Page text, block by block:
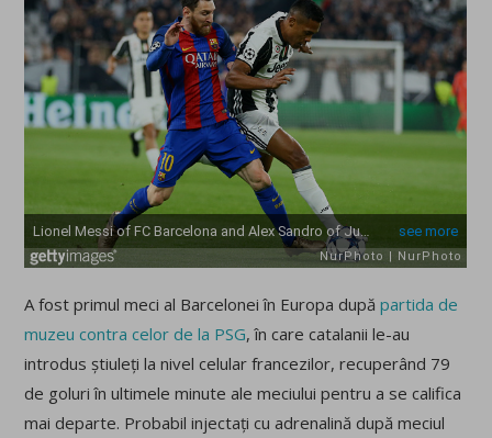
A fost primul meci al Barcelonei în Europa dupăpartida de
muzeu contra celor de la PSG, în care catalanii le-au
introdus știuleți la nivel celular francezilor, recuperând 79
de goluri în ultimele minute ale meciului pentru a se califica
mai departe. Probabil injectați cu adrenalină după meciul